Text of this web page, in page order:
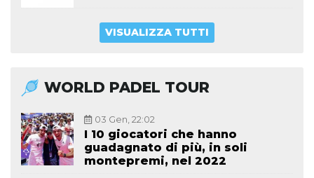
VISUALIZZA TUTTI
WORLD PADEL TOUR
03 Gen, 22:02
I 10 giocatori che hanno
guadagnato di più, in soli
montepremi, nel 2022